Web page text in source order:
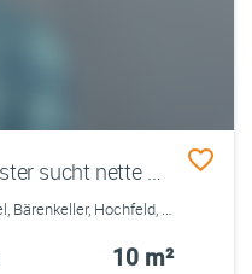
Medizinstudent im 5. Semester sucht nette WG
Habitaciones | Augsburg Antonsviertel, Bärenkeller, Hochfeld, Innenstadt, Kriegshaber, Oberhausen, Pfersee
10 m²